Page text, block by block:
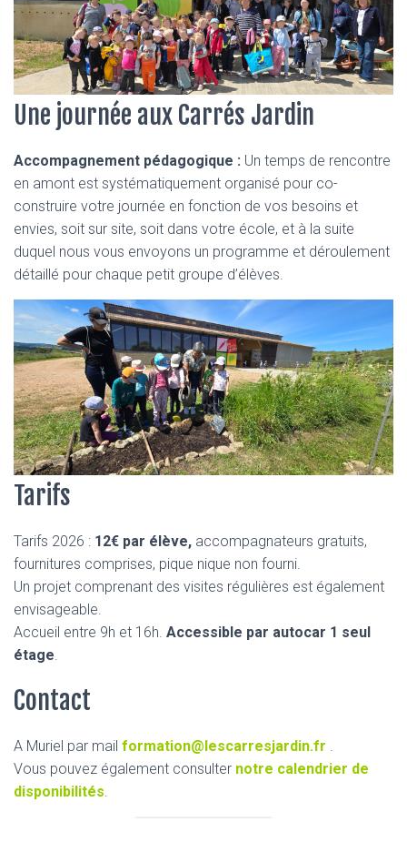
Une journée aux Carrés Jardin
Accompagnement pédagogique : Un temps de rencontre
en amont est systématiquement organisé pour co-
construire votre journée en fonction de vos besoins et
envies, soit sur site, soit dans votre école, et à la suite
duquel nous vous envoyons un programme et déroulement
détaillé pour chaque petit groupe d’élèves.
Tarifs
Tarifs 2026 : 12€ par élève, accompagnateurs gratuits,
fournitures comprises, pique nique non fourni.
Un projet comprenant des visites régulières est également
envisageable.
Accueil entre 9h et 16h. Accessible par autocar 1 seul
étage.
Contact
A Muriel par mail formation@lescarresjardin.fr .
Vous pouvez également consulter notre calendrier de
disponibilités.